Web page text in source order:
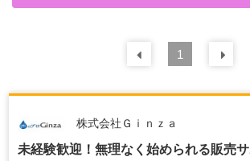
前の 件
1
株式会社Ｇｉｎｚａ
未経験歓迎！無理なく始められる販売